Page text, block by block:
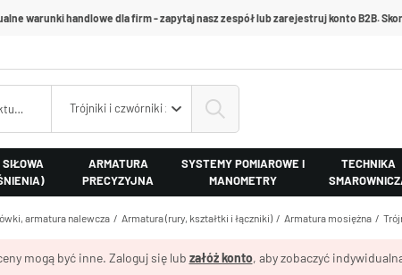
warunki handlowe dla firm - zapytaj nasz zespół lub zarejestruj konto B2B.
Trójniki i czwórniki z mosiądzu
ARMATURA
PRECYZYJNA
SYSTEMY POMIAROWE I
MANOMETRY
TECHNIKA
armatura nalewcza Armatura (rury, kształtki i łączniki) Armatura mosiężna
mogą być inne. Zaloguj się lub załóż konto, aby zobaczyć